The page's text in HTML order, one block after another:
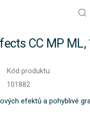
CC MP ML,
Kód produktu:
101882
efektů a pohyblivé